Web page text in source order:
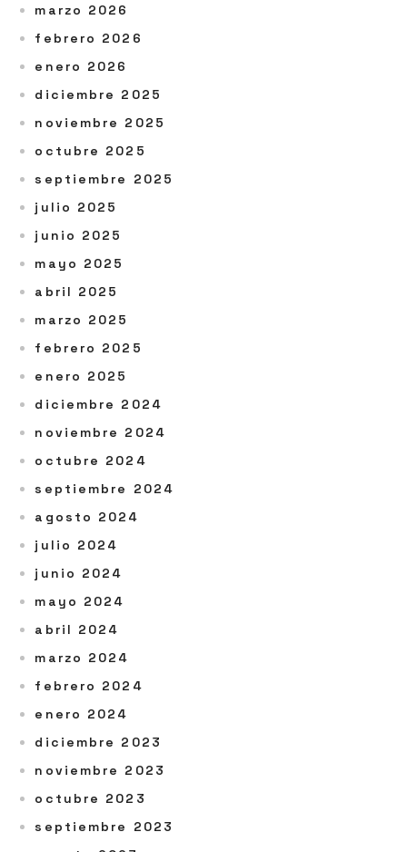
marzo 2026
febrero 2026
enero 2026
diciembre 2025
noviembre 2025
octubre 2025
septiembre 2025
julio 2025
junio 2025
mayo 2025
abril 2025
marzo 2025
febrero 2025
enero 2025
diciembre 2024
noviembre 2024
octubre 2024
septiembre 2024
agosto 2024
julio 2024
junio 2024
mayo 2024
abril 2024
marzo 2024
febrero 2024
enero 2024
diciembre 2023
noviembre 2023
octubre 2023
septiembre 2023